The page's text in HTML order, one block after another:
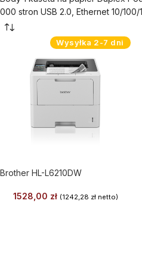
000 stron USB 2.0, Ethernet 10/
Wysyłka 2-7 dni
Brother HL-L6210DW
1528,00 zł (1242,28 złnetto)